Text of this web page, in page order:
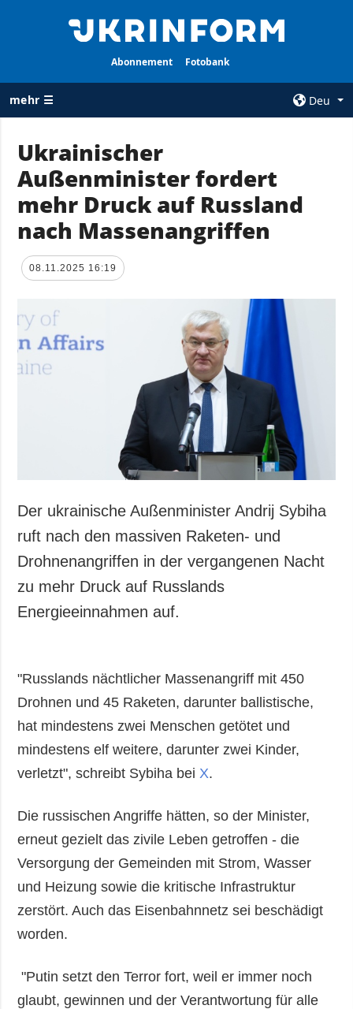
Abonnement Fotobank
mehr ☰
Deu
ALLE
RUBRIKEN
Krieg
Wiederaufbau
der Ukraine
Politik
Wirtschaft
Militär
Gesellschaft und
Kultur
AGENTUR
Über uns
Kontakte
und zum Schutz
personenbezogener
Daten
ZUSÄTZLICH
Veröffentlichungen
Interview
Fotos
Video
LEISTUNGEN
Abonnement
Ukrainischer
Außenminister fordert
mehr Druck auf Russland
nach Massenangriffen
08.11.2025 16:19
Der ukrainische Außenminister Andrij Sybiha
ruft nach den massiven Raketen- und
Drohnenangriffen in der vergangenen Nacht
zu mehr Druck auf Russlands
Energieeinnahmen auf.
"Russlands nächtlicher Massenangriff mit 450
Drohnen und 45 Raketen, darunter ballistische,
hat mindestens zwei Menschen getötet und
mindestens elf weitere, darunter zwei Kinder,
verletzt", schreibt Sybiha bei X.
Die russischen Angriffe hätten, so der Minister,
erneut gezielt das zivile Leben getroffen - die
Versorgung der Gemeinden mit Strom, Wasser
und Heizung sowie die kritische Infrastruktur
zerstört. Auch das Eisenbahnnetz sei beschädigt
worden.
"Putin setzt den Terror fort, weil er immer noch
glaubt, gewinnen und der Verantwortung für alle